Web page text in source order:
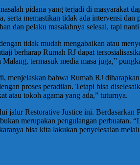
pidana yang terjadi di masyarakat
memastikan tidak ada intervensi
dan pelaku masalahnya selesai, tapi
tidak mudah mengabaikan atau
berharap Rumah RJ dapat
termasuk media masa juga,”
bahwa Rumah RJ
proses peradilan. Tetapi bisa
atau tokoh agama yang ada,” tuturnya.
jalur Restorative Justice ini.
merupakan pengulangan
bisa kita lakukan penyelesaian